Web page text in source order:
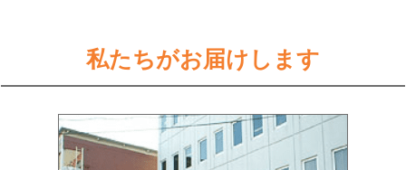
私たちがお届けします